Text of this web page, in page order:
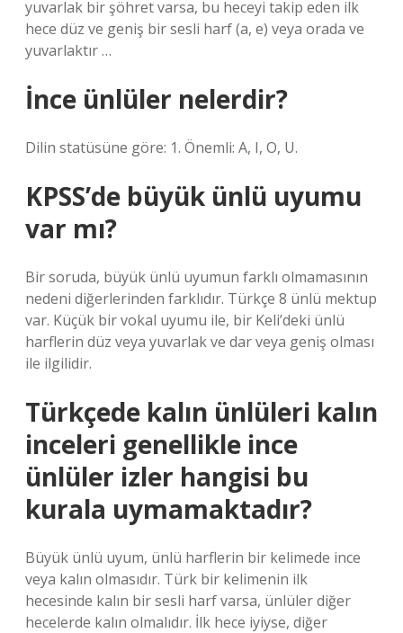
yuvarlak bir şöhret varsa, bu heceyi takip eden ilk
hece düz ve geniş bir sesli harf (a, e) veya orada ve
yuvarlaktır …
İnce ünlüler nelerdir?
Dilin statüsüne göre: 1. Önemli: A, I, O, U.
KPSS’de büyük ünlü uyumu
var mı?
Bir soruda, büyük ünlü uyumun farklı olmamasının
nedeni diğerlerinden farklıdır. Türkçe 8 ünlü mektup
var. Küçük bir vokal uyumu ile, bir Keli’deki ünlü
harflerin düz veya yuvarlak ve dar veya geniş olması
ile ilgilidir.
Türkçede kalın ünlüleri kalın
inceleri genellikle ince
ünlüler izler hangisi bu
kurala uymamaktadır?
Büyük ünlü uyum, ünlü harflerin bir kelimede ince
veya kalın olmasıdır. Türk bir kelimenin ilk
hecesinde kalın bir sesli harf varsa, ünlüler diğer
hecelerde kalın olmalıdır. İlk hece iyiyse, diğer